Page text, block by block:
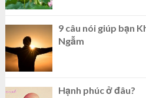
9 câu nói giúp bạn
Ngẫm
Hạnh phúc ở đâu?